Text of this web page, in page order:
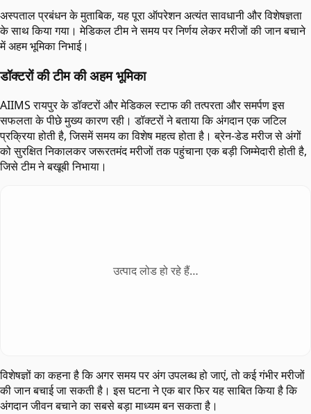
अस्पताल प्रबंधन के मुताबिक, यह पूरा ऑपरेशन अत्यंत सावधानी और विशेषज्ञता
के साथ किया गया। मेडिकल टीम ने समय पर निर्णय लेकर मरीजों की जान बचाने
में अहम भूमिका निभाई।
डॉक्टरों की टीम की अहम भूमिका
AIIMS रायपुर के डॉक्टरों और मेडिकल स्टाफ की तत्परता और समर्पण इस
सफलता के पीछे मुख्य कारण रही। डॉक्टरों ने बताया कि अंगदान एक जटिल
प्रक्रिया होती है, जिसमें समय का विशेष महत्व होता है। ब्रेन-डेड मरीज से अंगों
को सुरक्षित निकालकर जरूरतमंद मरीजों तक पहुंचाना एक बड़ी जिम्मेदारी होती है,
जिसे टीम ने बखूबी निभाया।
उत्पाद लोड हो रहे हैं…
विशेषज्ञों का कहना है कि अगर समय पर अंग उपलब्ध हो जाएं, तो कई गंभीर मरीजों
की जान बचाई जा सकती है। इस घटना ने एक बार फिर यह साबित किया है कि
अंगदान जीवन बचाने का सबसे बड़ा माध्यम बन सकता है।